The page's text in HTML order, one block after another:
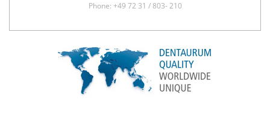
Phone: +49 72 31 / 803- 210